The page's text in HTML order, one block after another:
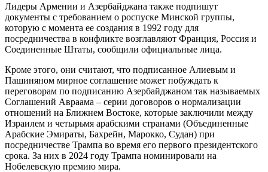
Лидеры Армении и Азербайджана также подпишут
документы с требованием о роспуске Минской группы,
которую с момента ее создания в 1992 году для
посредничества в конфликте возглавляют Франция, Россия и
Соединенные Штаты, сообщили официальные лица.
Кроме этого, они считают, что подписанное Алиевым и
Пашиняном мирное соглашение может побуждать к
переговорам по подписанию Азербайджаном так называемых
Соглашений Авраама – серии договоров о нормализации
отношений на Ближнем Востоке, которые заключили между
Израилем и четырьмя арабскими странами (Объединенные
Арабские Эмираты, Бахрейн, Марокко, Судан) при
посредничестве Трампа во время его первого президентского
срока. За них в 2024 году Трампа номинировали на
Нобелевскую премию мира.